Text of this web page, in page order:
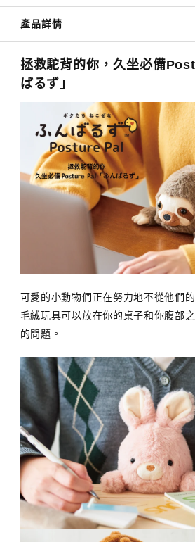
產品詳情
拯救駝背的你，久坐必備
ばるず」
可愛的小動物們正在努力地不從他們
毛絨玩具可以放在你的桌子和你腹部
的問題。